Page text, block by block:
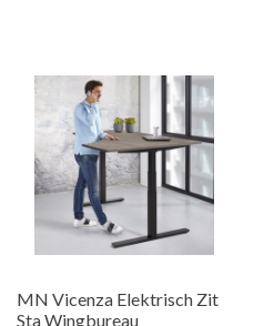
MN Vicenza Elektrisch Zit
Sta Wingbureau